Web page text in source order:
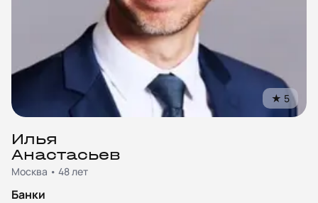
★ 5
Илья
Анастасьев
Москва • 48 лет
Банки